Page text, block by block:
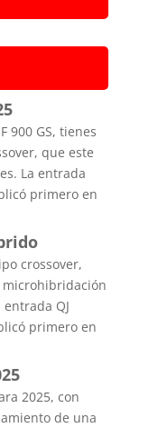
900 GS, tienes
que este
La entrada
primero en
crossover,
microhibridación
QJ
primero en
2025, con
de una